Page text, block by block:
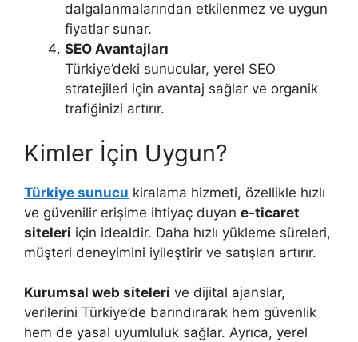
dalgalanmalarından etkilenmez ve uygun
fiyatlar sunar.
SEO Avantajları
Türkiye’deki sunucular, yerel SEO
stratejileri için avantaj sağlar ve organik
trafiğinizi artırır.
Kimler İçin Uygun?
Türkiye sunucu kiralama hizmeti, özellikle hızlı
ve güvenilir erişime ihtiyaç duyan e-ticaret
siteleri için idealdir. Daha hızlı yükleme süreleri,
müşteri deneyimini iyileştirir ve satışları artırır.
Kurumsal web siteleri ve dijital ajanslar,
verilerini Türkiye’de barındırarak hem güvenlik
hem de yasal uyumluluk sağlar. Ayrıca, yerel